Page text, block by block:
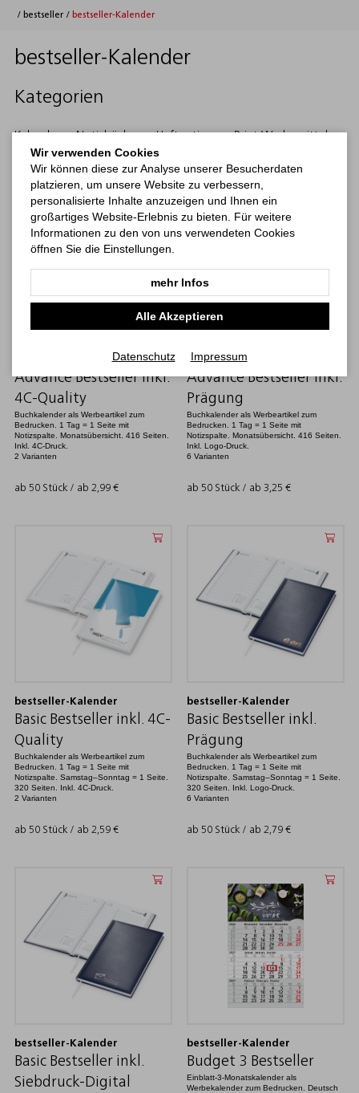
/ bestseller / bestseller-Kalender
bestseller-Kalender
Kategorien
bestseller-Kalender
Advance Bestseller inkl.
4C-Quality
Buchkalender als Werbeartikel zum
Bedrucken. 1 Tag = 1 Seite mit
Notizspalte. Monatsübersicht. 416 Seiten.
Inkl. 4C-Druck.
2 Varianten
ab 50 Stück / ab 2,99 €
bestseller-Kalender
Advance Bestseller inkl.
Prägung
Buchkalender als Werbeartikel zum
Bedrucken. 1 Tag = 1 Seite mit
Notizspalte. Monatsübersicht. 416 Seiten.
Inkl. Logo-Druck.
6 Varianten
ab 50 Stück / ab 3,25 €
bestseller-Kalender
Basic Bestseller inkl. 4C-
Quality
Buchkalender als Werbeartikel zum
Bedrucken. 1 Tag = 1 Seite mit
Notizspalte. Samstag–Sonntag = 1 Seite.
320 Seiten. Inkl. 4C-Druck.
2 Varianten
ab 50 Stück / ab 2,59 €
bestseller-Kalender
Basic Bestseller inkl.
Prägung
Buchkalender als Werbeartikel zum
Bedrucken. 1 Tag = 1 Seite mit
Notizspalte. Samstag–Sonntag = 1 Seite.
320 Seiten. Inkl. Logo-Druck.
6 Varianten
ab 50 Stück / ab 2,79 €
bestseller-Kalender
Basic Bestseller inkl.
Siebdruck-Digital
bestseller-Kalender
Budget 3 Bestseller
Einblatt-3-Monatskalender als
Werbekalender zum Bedrucken. Deutsch
Wir verwenden Cookies
Wir können diese zur Analyse unserer Besucherdaten
platzieren, um unsere Website zu verbessern,
personalisierte Inhalte anzuzeigen und Ihnen ein
großartiges Website-Erlebnis zu bieten. Für weitere
Informationen zu den von uns verwendeten Cookies
öffnen Sie die Einstellungen.
mehr Infos
Alle Akzeptieren
Datenschutz Impressum